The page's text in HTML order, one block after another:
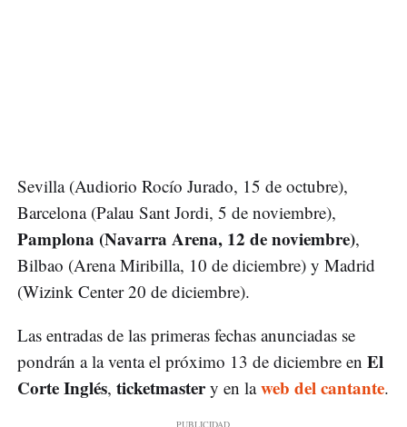
Sevilla (Audiorio Rocío Jurado, 15 de octubre),
Barcelona (Palau Sant Jordi, 5 de noviembre),
Pamplona (Navarra Arena, 12 de noviembre),
Bilbao (Arena Miribilla, 10 de diciembre) y Madrid
(Wizink Center 20 de diciembre).
Las entradas de las primeras fechas anunciadas se
pondrán a la venta el próximo 13 de diciembre en El
Corte Inglés, ticketmastery en laweb del cantante.